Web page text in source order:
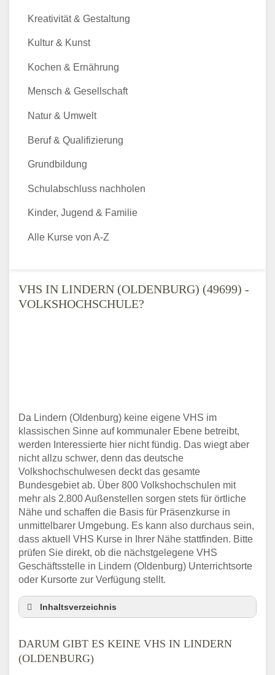
VHS IN LINDERN (OLDENBURG) (49699) -
VOLKSHOCHSCHULE?
Da Lindern (Oldenburg) keine eigene VHS im
klassischen Sinne auf kommunaler Ebene betreibt,
werden Interessierte hier nicht fündig. Das wiegt aber
nicht allzu schwer, denn das deutsche
Volkshochschulwesen deckt das gesamte
Bundesgebiet ab. Über 800 Volkshochschulen mit
mehr als 2.800 Außenstellen sorgen stets für örtliche
Nähe und schaffen die Basis für Präsenzkurse in
unmittelbarer Umgebung. Es kann also durchaus sein,
dass aktuell VHS Kurse in Ihrer Nähe stattfinden. Bitte
prüfen Sie direkt, ob die nächstgelegene VHS
Geschäftsstelle in Lindern (Oldenburg) Unterrichtsorte
oder Kursorte zur Verfügung stellt.
Inhaltsverzeichnis
(Oldenburg)
3 schnelle Tipps
DARUM GIBT ES KEINE VHS IN LINDERN
(OLDENBURG)
Kreativität & Gestaltung
Kultur & Kunst
Kochen & Ernährung
Mensch & Gesellschaft
Natur & Umwelt
Beruf & Qualifizierung
Grundbildung
Schulabschluss nachholen
Kinder, Jugend & Familie
Alle Kurse von A-Z